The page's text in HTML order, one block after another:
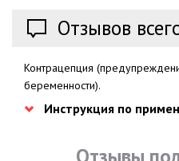
Отзывов
Контрацепция
беременности).
Инструкция по